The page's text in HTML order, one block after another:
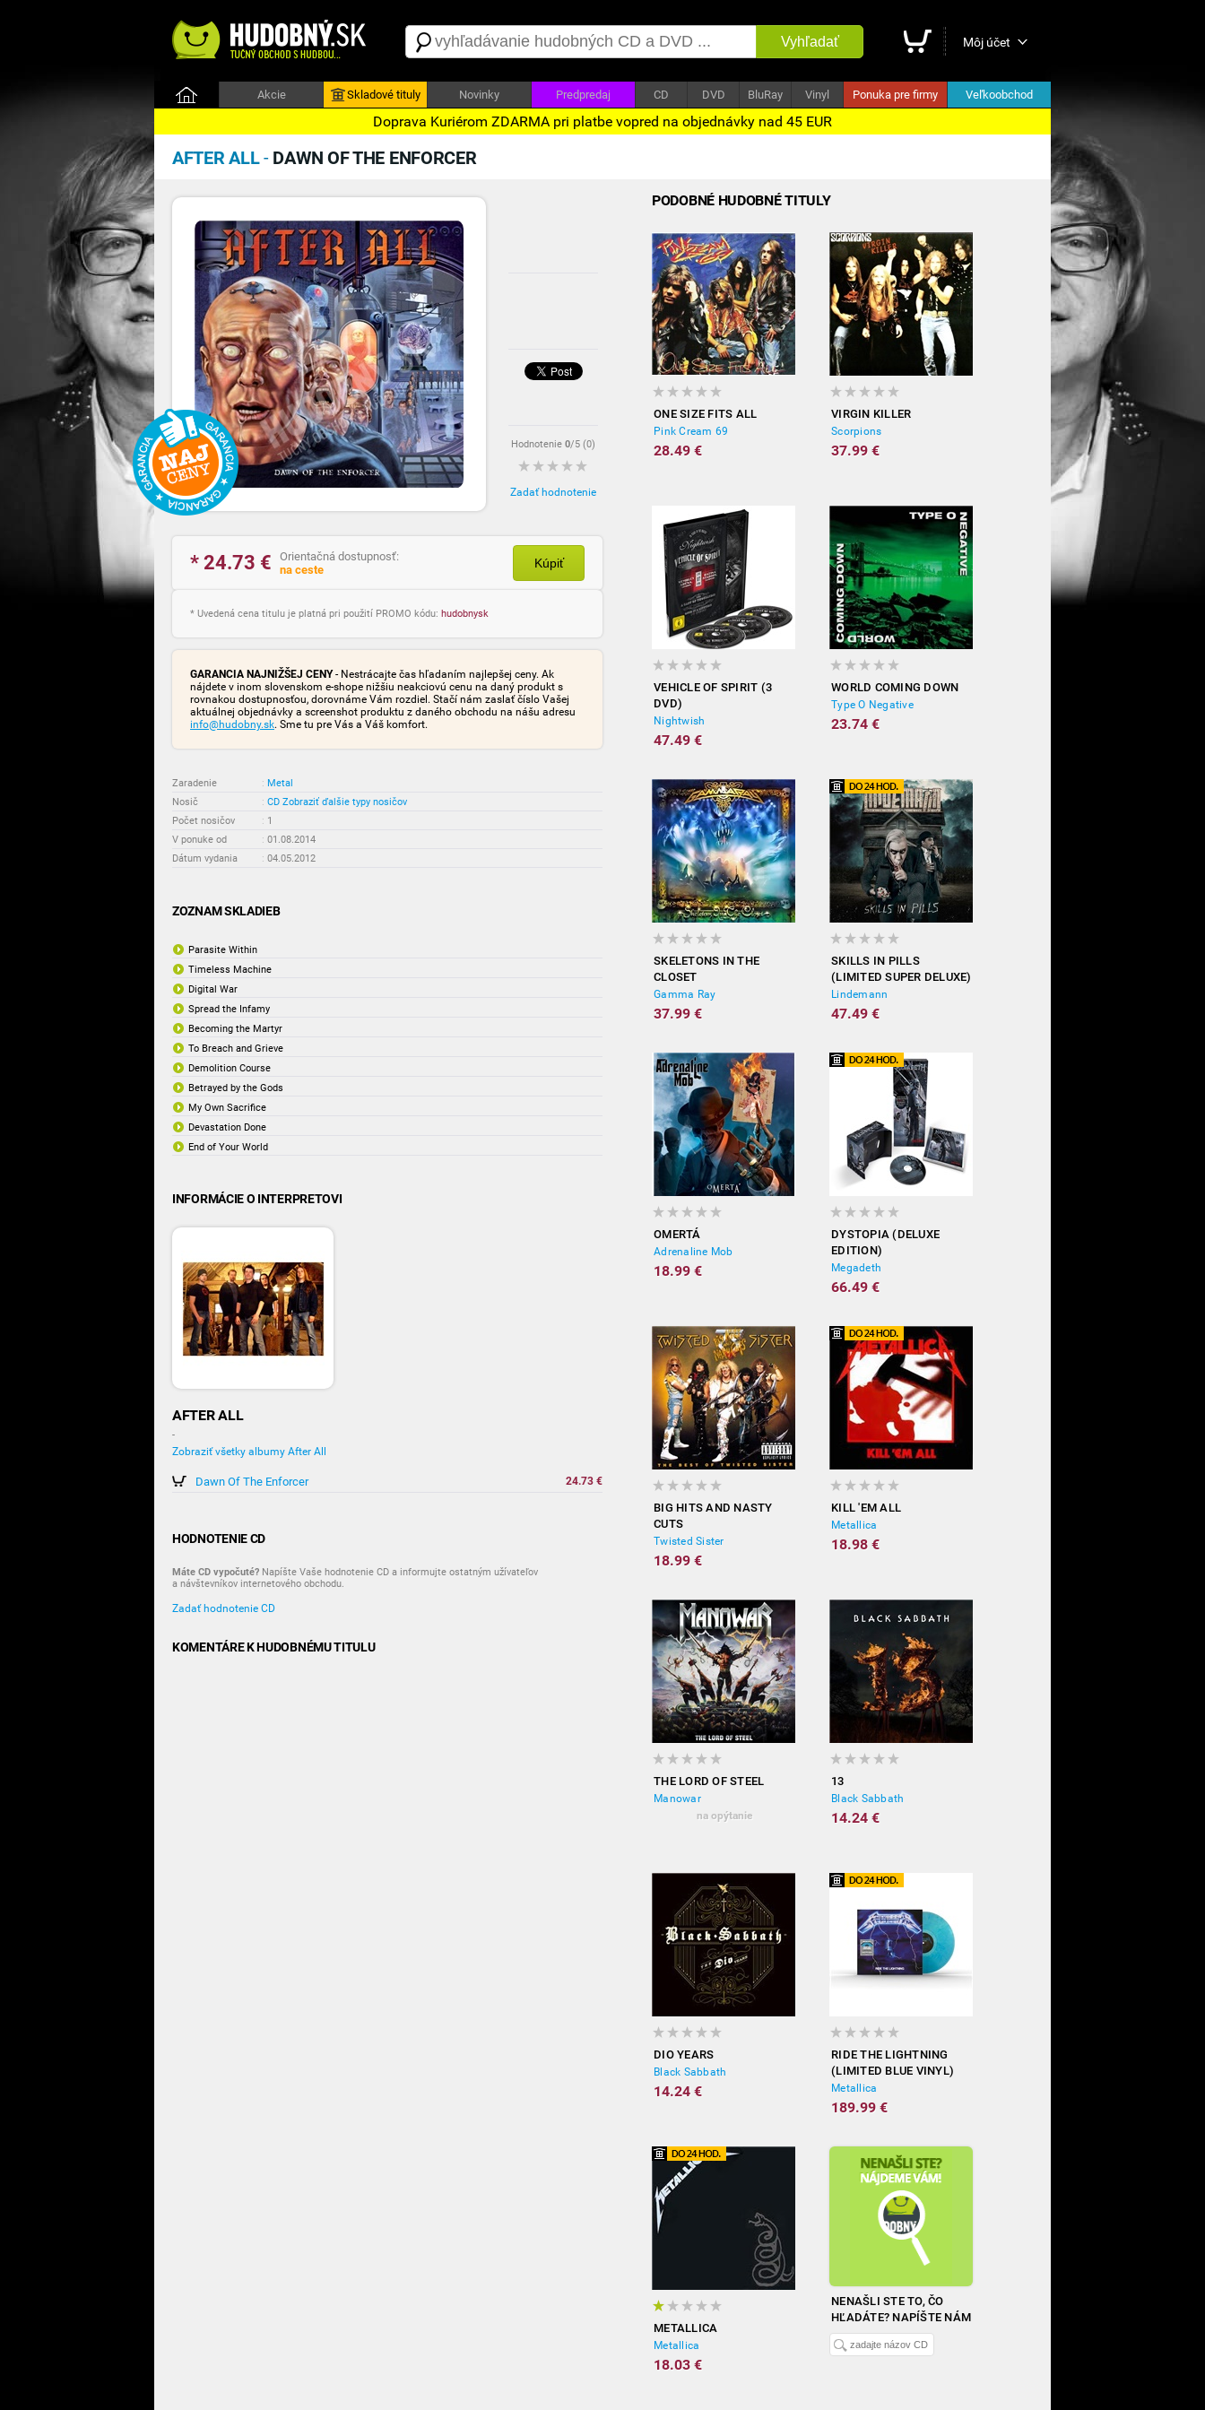
Vyhľadať Môj účet
Akcie Skladové tituly Novinky Predpredaj CD DVD BluRay Vinyl Ponuka pre firmy Veľkoobchod
Doprava Kuriérom ZDARMA pri platbe vopred na objednávky nad 45 EUR
AFTER ALL- DAWN OF THE ENFORCER
Hodnotenie 0/5 (0)
Zadať hodnotenie
* 24.73 €
Orientačná dostupnosť:
na ceste
Kúpiť
* Uvedená cena titulu je platná pri použití PROMO kódu: hudobnysk
GARANCIA NAJNIŽŠEJ CENY- Nestrácajte čas hľadaním najlepšej ceny. Ak
nájdete v inom slovenskom e-shope nižšiu neakciovú cenu na daný produkt s
rovnakou dostupnosťou, dorovnáme Vám rozdiel. Stačí nám zaslať číslo Vašej
aktuálnej objednávky a screenshot produktu z daného obchodu na nášu adresu
info@hudobny.sk. Sme tu pre Vás a Váš komfort.
Zaradenie : Metal
Nosič
: CD Zobraziť ďalšie typy nosičov
Počet nosičov
: 1
V ponuke od
: 01.08.2014
Dátum vydania
: 04.05.2012
ZOZNAM SKLADIEB
Parasite Within
Timeless Machine
Digital War
Spread the Infamy
Becoming the Martyr
To Breach and Grieve
Demolition Course
Betrayed by the Gods
My Own Sacrifice
Devastation Done
End of Your World
INFORMÁCIE O INTERPRETOVI
AFTER ALL
-
Zobraziť všetky albumy After All
Dawn Of The Enforcer 24.73 €
HODNOTENIE CD
Máte CD vypočuté? Napíšte Vaše hodnotenie CD a informujte ostatným užívateľov
a návštevníkov internetového obchodu.
Zadať hodnotenie CD
KOMENTÁRE K HUDOBNÉMU TITULU
PODOBNÉ HUDOBNÉ TITULY
ONE SIZE FITS ALL
Pink Cream 69
28.49 €
VIRGIN KILLER
Scorpions
37.99 €
VEHICLE OF SPIRIT (3
DVD)
Nightwish
47.49 €
WORLD COMING DOWN
Type O Negative
23.74 €
SKELETONS IN THE
CLOSET
Gamma Ray
37.99 €
SKILLS IN PILLS
(LIMITED SUPER DELUXE)
Lindemann
47.49 €
OMERTÁ
Adrenaline Mob
18.99 €
DYSTOPIA (DELUXE
EDITION)
Megadeth
66.49 €
BIG HITS AND NASTY
CUTS
Twisted Sister
18.99 €
KILL 'EM ALL
Metallica
18.98 €
THE LORD OF STEEL
Manowar
na opýtanie
13
Black Sabbath
14.24 €
DIO YEARS
Black Sabbath
14.24 €
RIDE THE LIGHTNING
(LIMITED BLUE VINYL)
Metallica
189.99 €
METALLICA
Metallica
18.03 €
NENAŠLI STE TO, ČO
HĽADÁTE? NAPÍŠTE NÁM